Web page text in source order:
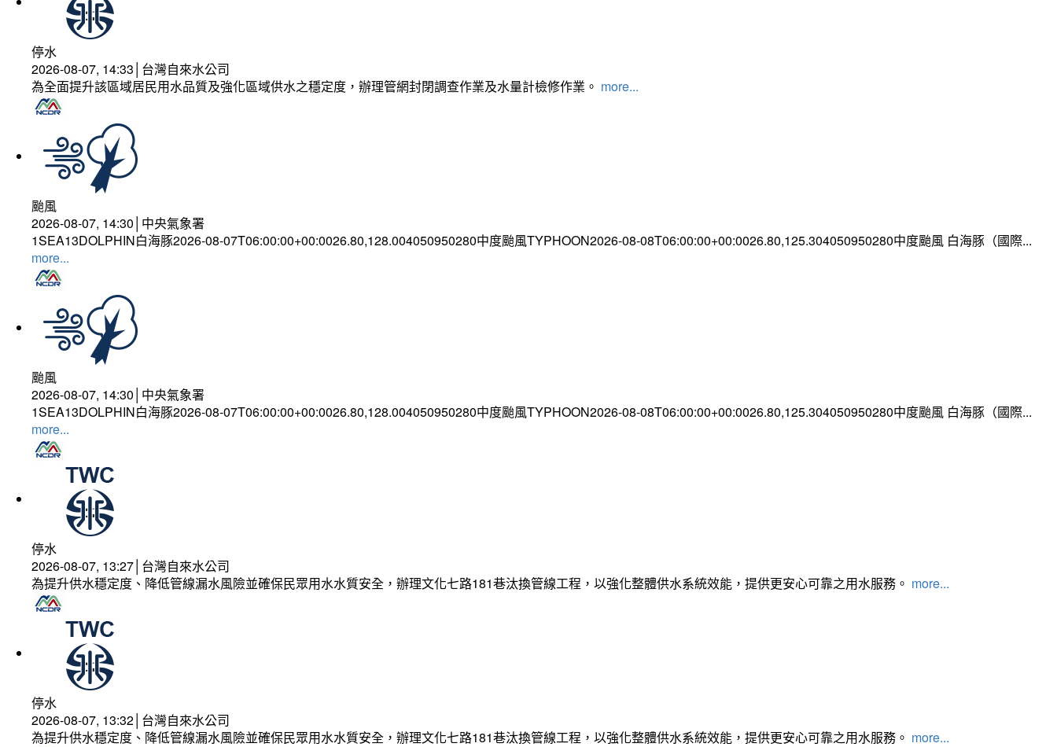
停水
2026-08-07, 14:33│台灣自來水公司
為全面提升該區域居民用水品質及強化區域供水之穩定度，辦理管網封閉調查作業及水量計檢修作業。 more...
颱風
2026-08-07, 14:30│中央氣象署
1SEA13DOLPHIN白海豚2026-08-07T06:00:00+00:0026.80,128.004050950280中度颱風TYPHOON2026-08-08T06:00:00+00:0026.80,125.304050950280中度颱風 白海豚（國際...
more...
颱風
2026-08-07, 14:30│中央氣象署
1SEA13DOLPHIN白海豚2026-08-07T06:00:00+00:0026.80,128.004050950280中度颱風TYPHOON2026-08-08T06:00:00+00:0026.80,125.304050950280中度颱風 白海豚（國際...
more...
停水
2026-08-07, 13:27│台灣自來水公司
為提升供水穩定度、降低管線漏水風險並確保民眾用水水質安全，辦理文化七路181巷汰換管線工程，以強化整體供水系統效能，提供更安心可靠之用水服務。 more...
停水
2026-08-07, 13:32│台灣自來水公司
為提升供水穩定度、降低管線漏水風險並確保民眾用水水質安全，辦理文化七路181巷汰換管線工程，以強化整體供水系統效能，提供更安心可靠之用水服務。 more...